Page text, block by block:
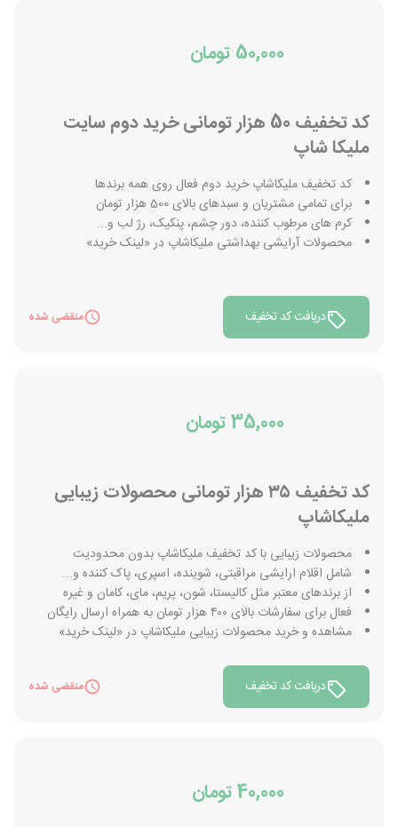
50,000 تومان
کد تخفیف 50 هزار تومانی خرید دوم سایت
ملیکا شاپ
کد تخفیف ملیکاشاپ خرید دوم فعال روی همه برندها
برای تمامی مشتریان و سبدهای بالای 500 هزار تومان
کرم های مرطوب کننده، دور چشم، پنکیک، رژ لب و...
محصولات آرایشی بهداشتی ملیکاشاپ در «لینک خرید»
دریافت کد تخفیف منقضی شده
35,000 تومان
کد تخفیف ۳۵ هزار تومانی محصولات زیبایی
ملیکاشاپ
محصولات زیبایی با کد تخفیف ملیکاشاپ بدون محدودیت
شامل اقلام ارایشی مراقبتی، شوینده، اسپری، پاک کننده و...
از برندهای معتبر مثل کالیستا، شون، پریم، مای، کامان و غیره
فعال برای سفارشات بالای ۴۰۰ هزار تومان به همراه ارسال رایگان
مشاهده و خرید محصولات زیبایی ملیکاشاپ در «لینک خرید»
دریافت کد تخفیف منقضی شده
40,000 تومان